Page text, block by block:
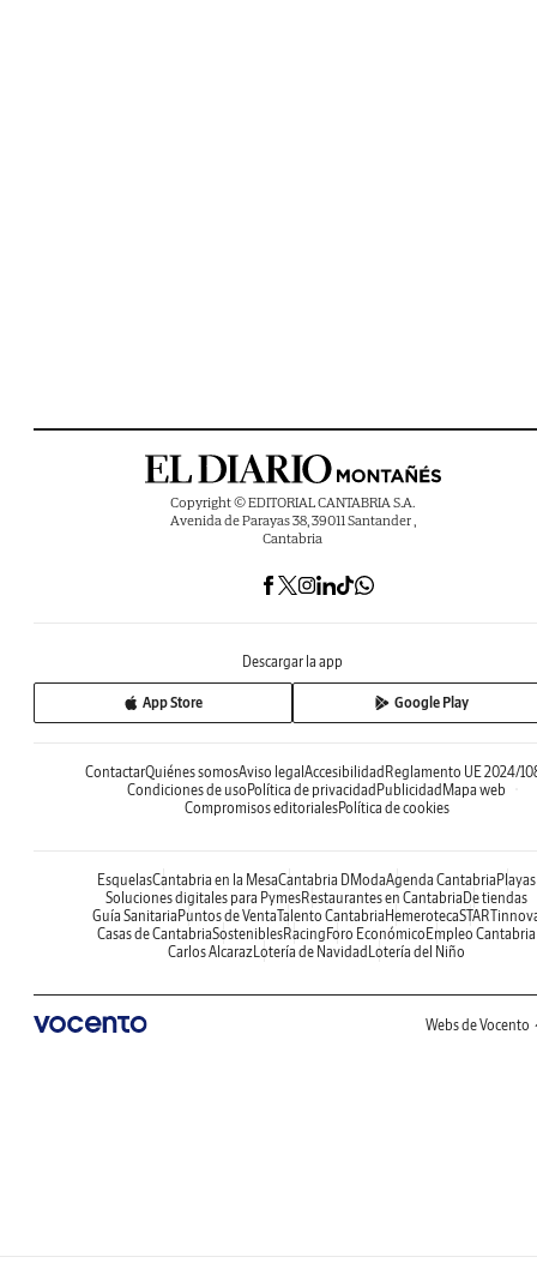
Copyright © EDITORIAL CANTABRIA S.A.
Avenida de Parayas 38, 39011 Santander ,
Cantabria
Descargar la app
App Store Google Play
ContactarQuiénes somosAviso legalAccesibilidadReglamento UE 2024/
Condiciones de usoPolítica de privacidadPublicidadMapa web
Compromisos editorialesPolítica de cookies
EsquelasCantabria en la MesaCantabria DModaAgenda CantabriaPlayas
Soluciones digitales para PymesRestaurantes en CantabriaDe tiendas
Guía SanitariaPuntos de VentaTalento CantabriaHemeroteca
Casas de CantabriaSosteniblesRacingForo EconómicoEmpleo Cantabria
Carlos AlcarazLotería de NavidadLotería del Niño
Webs de Vocento